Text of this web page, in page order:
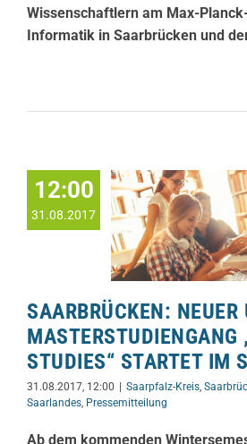
Wissenschaftlern am Max-
Informatik in Saarbrücken und
12:00
31.08.2017
SAARBRÜCKEN: NEUER
MASTERSTUDIENGANG
STUDIES“ STARTET IM
31.08.2017, 12:00 Saarpfalz-Kreis,
Saarlandes, Pressemitteilung
Ab dem kommenden